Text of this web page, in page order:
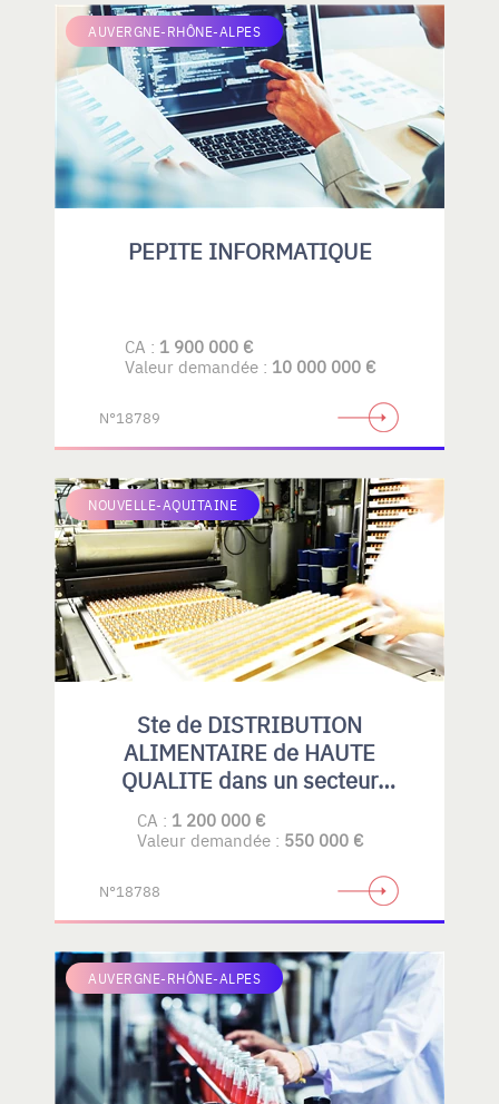
AUVERGNE-RHÔNE-ALPES
PEPITE INFORMATIQUE
CA : 1 900 000 €
Valeur demandée : 10 000 000 €
N°18789
NOUVELLE-AQUITAINE
Ste de DISTRIBUTION
ALIMENTAIRE de HAUTE
QUALITE dans un secteur
spécialisé.
CA : 1 200 000 €
Valeur demandée : 550 000 €
N°18788
AUVERGNE-RHÔNE-ALPES